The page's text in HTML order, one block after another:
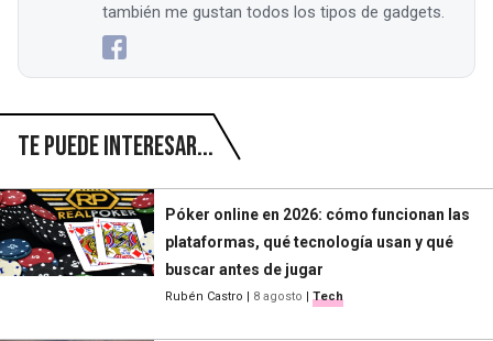
también me gustan todos los tipos de gadgets.
Te puede interesar...
Póker online en 2026: cómo funcionan las
plataformas, qué tecnología usan y qué
buscar antes de jugar
Rubén Castro 8 agosto Tech